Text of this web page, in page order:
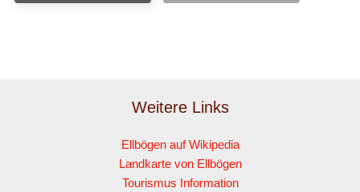
Weitere Links
Ellbögen auf Wikipedia
Landkarte von Ellbögen
Tourismus Information